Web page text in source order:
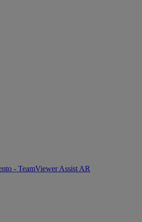
- TeamViewer Assist AR